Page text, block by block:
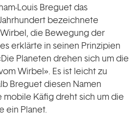
Louis Breguet das
bezeichnete
die Bewegung der
erklärte in seinen Prinzipien
Planeten drehen sich um die
Wirbel». Es ist leicht zu
Breguet diesen Namen
mobile Käfig dreht sich um die
ein Planet.